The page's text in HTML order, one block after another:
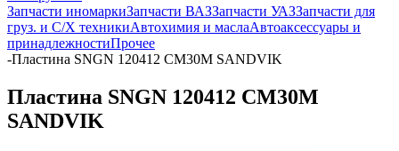
Запчасти иномаркиЗапчасти ВАЗЗапчасти УАЗЗапчасти для
груз. и С/Х техникиАвтохимия и маслаАвтоаксессуары и
принадлежностиПрочее
-Пластина SNGN 120412 CM30M SANDVIK
Пластина SNGN 120412 CM30M
SANDVIK